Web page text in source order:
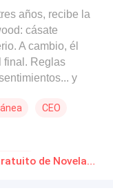
años, recibe la
cásate
A cambio, él
final. Reglas
y
incendian la piel
se convierte
al hombre que
CEO
Amor La esposa de Blackwood Download gratuito de Novelas Online em PDF